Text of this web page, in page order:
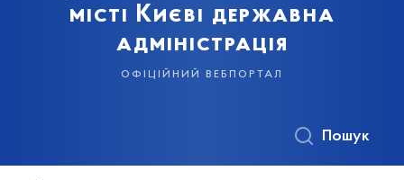
місті Києві державна
адміністрація
офіційний вебпортал
Пошук